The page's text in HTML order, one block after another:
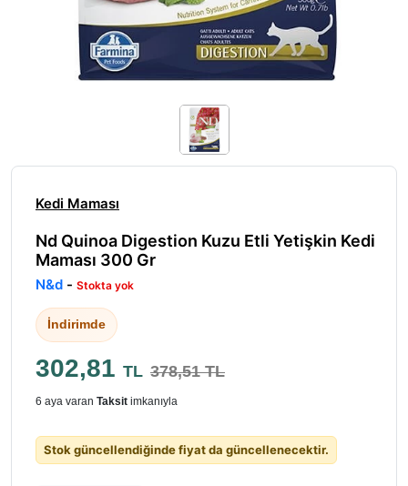
Kedi Maması
Nd Quinoa Digestion Kuzu Etli Yetişkin Kedi
Maması 300 Gr
N&d - Stokta yok
İndirimde
302,81 TL 378,51 TL
6 aya varan Taksit imkanıyla
Stok güncellendiğinde fiyat da güncellenecektir.